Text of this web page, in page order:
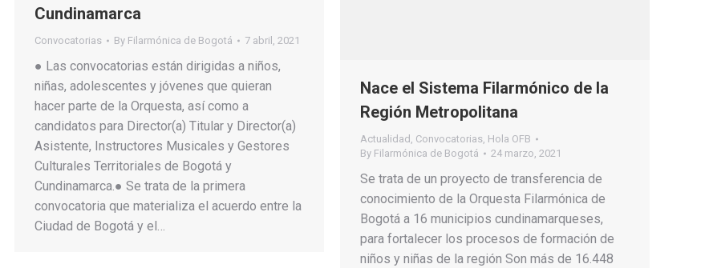
Cundinamarca
Convocatorias By Filarmónica de Bogotá 7 abril, 2021
● Las convocatorias están dirigidas a niños,
niñas, adolescentes y jóvenes que quieran
hacer parte de la Orquesta, así como a
candidatos para Director(a) Titular y Director(a)
Asistente, Instructores Musicales y Gestores
Culturales Territoriales de Bogotá y
Cundinamarca.● Se trata de la primera
convocatoria que materializa el acuerdo entre la
Ciudad de Bogotá y el…
Nace el Sistema Filarmónico de la
Región Metropolitana
Actualidad , Convocatorias, Hola OFB
By Filarmónica de Bogotá 24 marzo, 2021
Se trata de un proyecto de transferencia de
conocimiento de la Orquesta Filarmónica de
Bogotá a 16 municipios cundinamarqueses,
para fortalecer los procesos de formación de
niños y niñas de la región Son más de 16.448